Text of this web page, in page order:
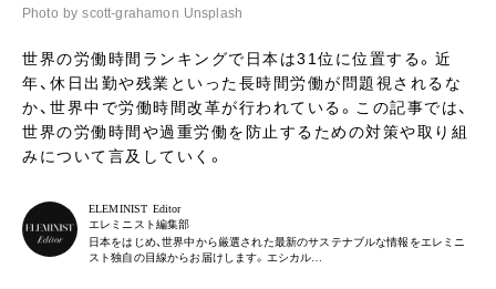
Photo by scott-grahamon Unsplash
世界の労働時間ランキングで日本は31位に位置する。近
年、休日出勤や残業といった長時間労働が問題視されるな
か、世界中で労働時間改革が行われている。この記事では、
世界の労働時間や過重労働を防止するための対策や取り組
みについて言及していく。
ELEMINIST Editor
エレミニスト編集部
日本をはじめ、世界中から厳選された最新のサステナブルな情報をエレミニ
スト独自の目線からお届けします。エシカル…